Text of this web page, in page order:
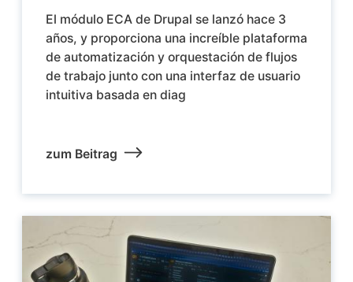
El módulo ECA de Drupal se lanzó hace 3
años, y proporciona una increíble plataforma
de automatización y orquestación de flujos
de trabajo junto con una interfaz de usuario
intuitiva basada en diag
zum Beitrag